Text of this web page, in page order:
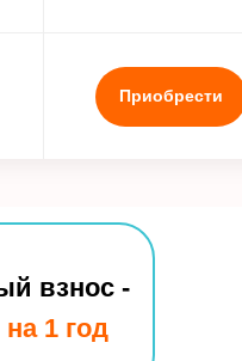
Приобрести
взнос -
1 год